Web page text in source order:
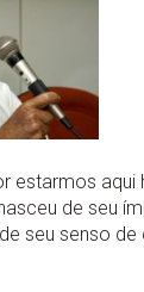
estarmos aqui
de seu
seu senso